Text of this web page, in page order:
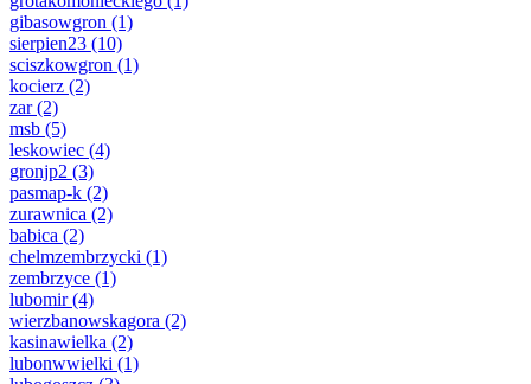
gibasowgron (1)
sierpien23 (10)
sciszkowgron (1)
kocierz (2)
zar(2)
msb (5)
leskowiec (4)
gronjp2 (3)
pasmap-k (2)
zurawnica (2)
babica (2)
chelmzembrzycki (1)
zembrzyce (1)
lubomir(4)
wierzbanowskagora (2)
kasinawielka (2)
lubonwwielki (1)